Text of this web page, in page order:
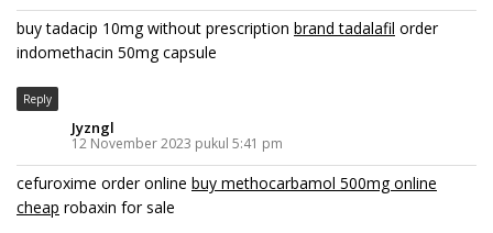
buy tadacip 10mg without prescription brand tadalafil order
indomethacin 50mg capsule
Reply
Jyzngl
12 November 2023 pukul 5:41 pm
cefuroxime order online buy methocarbamol 500mg online
cheap robaxin for sale